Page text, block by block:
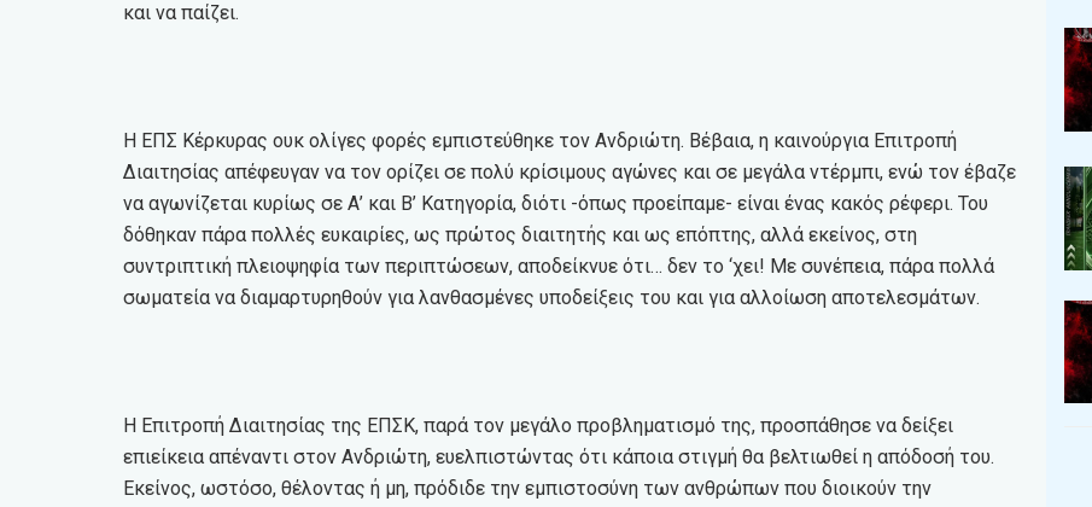
και να παίζει.
Η ΕΠΣ Κέρκυρας ουκ ολίγες φορές εμπιστεύθηκε τον Ανδριώτη. Βέβαια, η καινούργια Επιτροπή
Διαιτησίας απέφευγαν να τον ορίζει σε πολύ κρίσιμους αγώνες και σε μεγάλα ντέρμπι, ενώ τον έβαζε
να αγωνίζεται κυρίως σε Α’ και Β’ Κατηγορία, διότι -όπως προείπαμε- είναι ένας κακός ρέφερι. Του
δόθηκαν πάρα πολλές ευκαιρίες, ως πρώτος διαιτητής και ως επόπτης, αλλά εκείνος, στη
συντριπτική πλειοψηφία των περιπτώσεων, αποδείκνυε ότι… δεν το ‘χει! Με συνέπεια, πάρα πολλά
σωματεία να διαμαρτυρηθούν για λανθασμένες υποδείξεις του και για αλλοίωση αποτελεσμάτων.
Η Επιτροπή Διαιτησίας της ΕΠΣΚ, παρά τον μεγάλο προβληματισμό της, προσπάθησε να δείξει
επιείκεια απέναντι στον Ανδριώτη, ευελπιστώντας ότι κάποια στιγμή θα βελτιωθεί η απόδοσή του.
Εκείνος, ωστόσο, θέλοντας ή μη, πρόδιδε την εμπιστοσύνη των ανθρώπων που διοικούν την